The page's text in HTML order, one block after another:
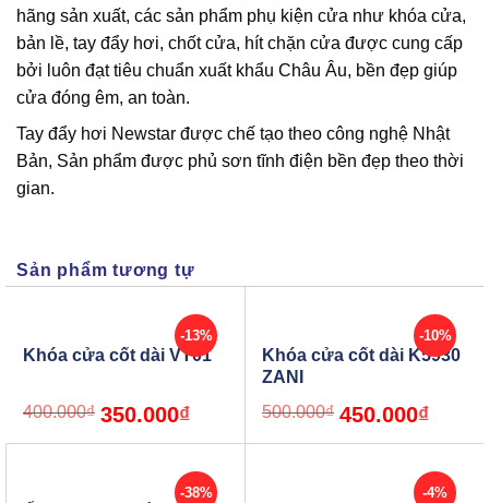
hãng sản xuất, các sản phẩm phụ kiện cửa như khóa cửa,
bản lề, tay đẩy hơi, chốt cửa, hít chặn cửa được cung cấp
bởi luôn đạt tiêu chuẩn xuất khẩu Châu Âu, bền đẹp giúp
cửa đóng êm, an toàn.
Tay đẩy hơi Newstar được chế tạo theo công nghệ Nhật
Bản, Sản phẩm được phủ sơn tĩnh điện bền đẹp theo thời
gian.
Sản phẩm tương tự
-13%
Khóa cửa cốt dài VT01
400.000₫ Original
price
350.000₫Current
price
-10%
Khóa cửa cốt dài K5930
ZANI
500.000₫ Original
price
450.000₫Current
price
-38% -4%